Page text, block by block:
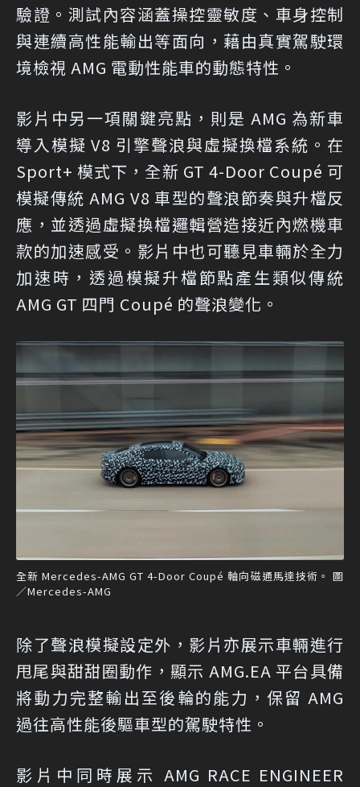
驗證。測試內容涵蓋操控靈敏度、車身控制
與連續高性能輸出等面向，藉由真實駕駛環
境檢視 AMG 電動性能車的動態特性。
影片中另一項關鍵亮點，則是 AMG 為新車
導入模擬 V8 引擎聲浪與虛擬換檔系統。在
Sport+ 模式下，全新 GT 4-Door Coupé 可
模擬傳統 AMG V8 車型的聲浪節奏與升檔反
應，並透過虛擬換檔邏輯營造接近內燃機車
款的加速感受。影片中也可聽見車輛於全力
加速時，透過模擬升檔節點產生類似傳統
AMG GT 四門 Coupé 的聲浪變化。
全新 Mercedes-AMG GT 4-Door Coupé 軸向磁通馬達技術。 圖
／Mercedes-AMG
除了聲浪模擬設定外，影片亦展示車輛進行
甩尾與甜甜圈動作，顯示 AMG.EA 平台具備
將動力完整輸出至後輪的能力，保留 AMG
過往高性能後驅車型的駕駛特性。
影片中同時展示 AMG RACE ENGINEER